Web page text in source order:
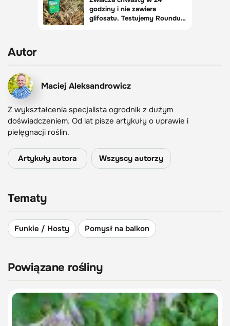
Autor
Maciej Aleksandrowicz
Z wykształcenia specjalista ogrodnik z dużym
doświadczeniem. Od lat pisze artykuły o uprawie i
pielęgnacji roślin.
Artykuły autora Wszyscy autorzy
Tematy
Funkie / Hosty Pomysł na balkon
Powiązane rośliny